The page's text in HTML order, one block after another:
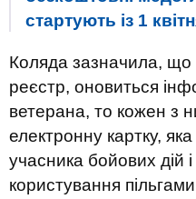
стартують із 1
Коляда зазначила,
реєстр, оновиться
ветерана, то кожен з
електронну картку,
учасника бойових дій
користування